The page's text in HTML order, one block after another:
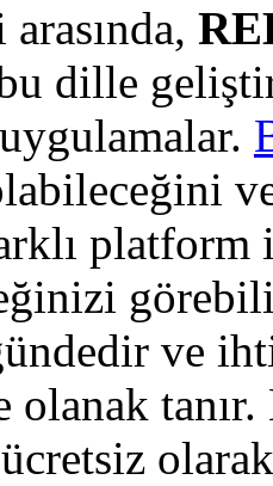
dille
platform
ve
olanak